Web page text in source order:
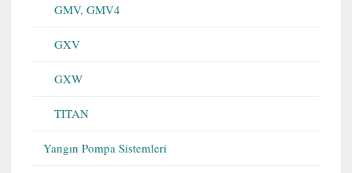
GMV, GMV4
GXV
GXW
TITAN
Yangın Pompa Sistemleri